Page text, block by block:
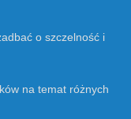
o szczelność i
na temat różnych